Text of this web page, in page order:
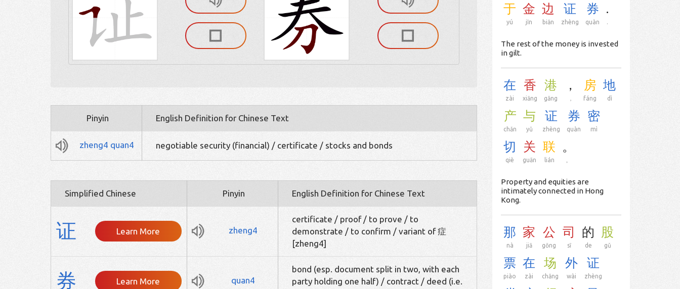
Pinyin English Definition for Chinese Text
zheng4 quan4 negotiable security (financial) / certificate / stocks and bonds
Simplified Chinese Pinyin English Definition for Chinese Text
证 Learn More zheng4
certificate / proof / to prove / to
demonstrate / to confirm / variant of 症
[zheng4]
券 Learn More quan4
bond (esp. document split in two, with each
party holding one half) / contract / deed (i.e.
于
yú
金
jīn
边
biān
证
zhèng
券
quàn
.
.
The rest of the money is invested
in gilt.
在
zài
香
xiāng
港
gǎng
，
，
房
fáng
地
dì
产
chǎn
与
yǔ
证
zhèng
券
quàn
密
mì
切
qiè
关
guān
联
lián
。
Property and equities are
intimately connected in Hong
Kong.
那
nà
家
jiā
公
gōng
司
sī
的
de
股
gǔ
票
piào
在
zài
场
chǎng
外
wài
证
zhèng